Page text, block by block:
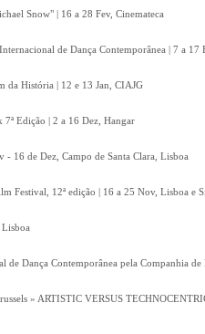
Snow" | 16 a 28 Fev, Cinemateca
de Dança Contemporânea | 7 a 17
da História | 12 e 13 Jan, CIAJG
Edição | 2 a 16 Dez, Hangar
- 16 de Dez, Campo de Santa Clara, Lisboa
Festival, 12ª edição | 16 a 25 Nov, Lisboa e
de Dança Contemporânea pela Companhia
» ARTISTIC VERSUS